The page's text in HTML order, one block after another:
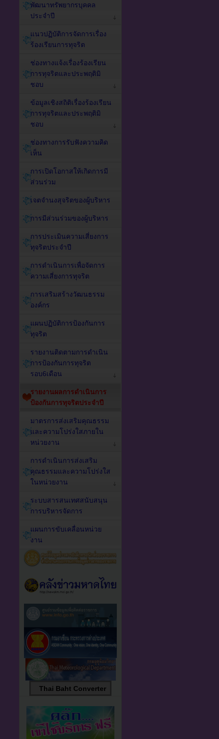
พัฒนาทรัพยากรบุคคล
ประจำปี
แนวปฏิบัติการจัดการเรื่อง
ร้องเรียนการทุจริต
ช่องทางแจ้งเรื่องร้องเรียน
การทุจริตและประพฤติมิ
ชอบ
ข้อมูลเชิงสถิติเรื่องร้องเรียน
การทุจริตและประพฤติมิ
ชอบ
ช่องทางการรับฟังความคิด
เห็น
การเปิดโอกาสให้เกิดการมี
ส่วนร่วม
เจตจำนงสุจริตของผู้บริหาร
การมีส่วนร่วมของผู้บริหาร
การประเมินความเสี่ยงการ
ทุจริตประจำปี
การดำเนินการเพื่อจัดการ
ความเสี่ยงการทุจริต
การเสริมสร้างวัฒนธรรม
องค์กร
แผนปฏิบัติการป้องกันการ
ทุจริต
รายงานติดตามการดำเนิน
การป้องกันการทุจริต
รอบ6เดือน
รายงานผลการดำเนินการ
ป้องกันการทุจริตประจำปี
มาตรการส่งเสริมคุณธรรม
และความโปร่งใสภายใน
หน่วยงาน
การดำเนินการส่งเสริม
คุณธรรมและความโปร่งใส
ในหน่วยงาน
ระบบสารสนเทศสนับสนุน
การบริหารจัดการ
แผนการขับเคลื่อนหน่วย
งาน
Thai Baht Converter